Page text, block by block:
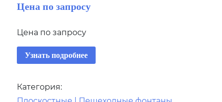
Цена по запросу
Цена по запросу
Узнать подробнее
Категория: